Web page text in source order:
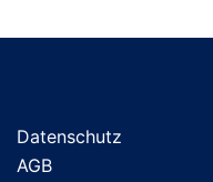
Datenschutz
AGB